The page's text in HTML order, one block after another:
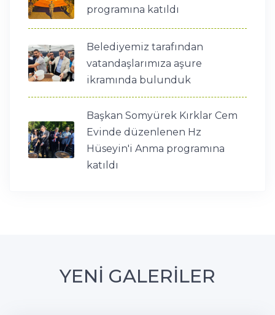
programına katıldı
Belediyemiz tarafından
vatandaşlarımıza aşure
ikramında bulunduk
Başkan Somyürek Kırklar Cem
Evinde düzenlenen Hz
Hüseyin'i Anma programına
katıldı
YENİ GALERİLER